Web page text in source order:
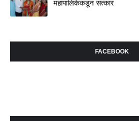
महापालिकेकडून सत्कार
FACEBOOK